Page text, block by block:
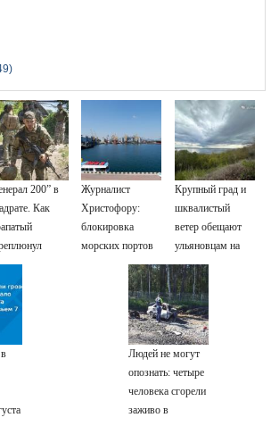
200” в
Как
Журналист
Христофору:
блокировка
морских портов
— катастрофа
для Украины
Крупный град и
шквалистый
ветер обещают
ульяновцам на
выходные
Людей не могут
опознать: четыре
человека сгорели
заживо в